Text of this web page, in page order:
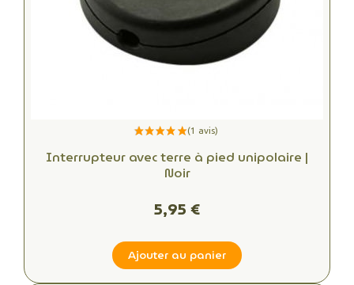
Interrupteur avec terre à pied unipolaire |
Noir
5,95 €
Ajouter au panier